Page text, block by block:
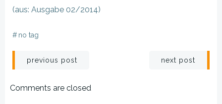
(aus: Ausgabe 02/2014)
# no tag
Beitragsnavigation
previous post next post
Comments are closed